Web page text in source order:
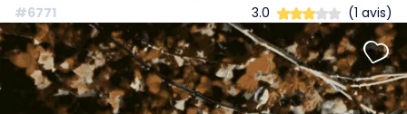
#6771 3.0 (1 avis)